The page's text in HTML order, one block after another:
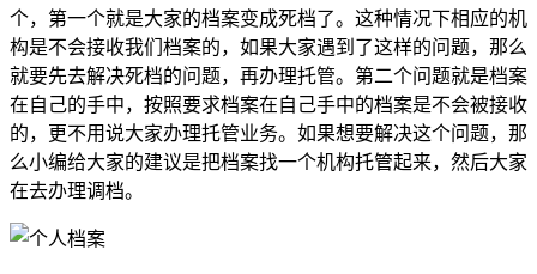
个，第一个就是大家的档案变成死档了。这种情况下相应的机
构是不会接收我们档案的，如果大家遇到了这样的问题，那么
就要先去解决死档的问题，再办理托管。第二个问题就是档案
在自己的手中，按照要求档案在自己手中的档案是不会被接收
的，更不用说大家办理托管业务。如果想要解决这个问题，那
么小编给大家的建议是把档案找一个机构托管起来，然后大家
在去办理调档。